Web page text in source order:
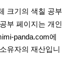
크기의 색칠 공부
부 페이지는 개인
panda.com에
유자의 재산입니